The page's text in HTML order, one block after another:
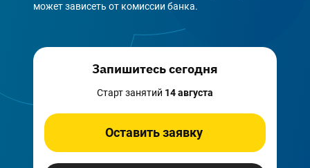
может зависеть от комиссии банка.
Запишитесь сегодня
Старт занятий 14 августа
Оставить заявку